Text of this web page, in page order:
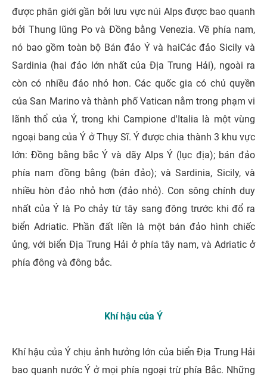
được phân giới gần bởi lưu vực núi Alps được bao quanh
bởi Thung lũng Po và Đồng bằng Venezia. Về phía nam,
nó bao gồm toàn bộ Bán đảo Ý và haiCác đảo Sicily và
Sardinia (hai đảo lớn nhất của Địa Trung Hải), ngoài ra
còn có nhiều đảo nhỏ hơn. Các quốc gia có chủ quyền
của San Marino và thành phố Vatican nằm trong phạm vi
lãnh thổ của Ý, trong khi Campione d'Italia là một vùng
ngoại bang của Ý ở Thụy Sĩ. Ý được chia thành 3 khu vực
lớn: Đồng bằng bắc Ý và dãy Alps Ý (lục địa); bán đảo
phía nam đồng bằng (bán đảo); và Sardinia, Sicily, và
nhiều hòn đảo nhỏ hơn (đảo nhỏ). Con sông chính duy
nhất của Ý là Po chảy từ tây sang đông trước khi đổ ra
biển Adriatic. Phần đất liền là một bán đảo hình chiếc
ủng, với biển Địa Trung Hải ở phía tây nam, và Adriatic ở
phía đông và đông bắc.
Khí hậu của Ý
Khí hậu của Ý chịu ảnh hưởng lớn của biển Địa Trung Hải
bao quanh nước Ý ở mọi phía ngoại trừ phía Bắc. Những